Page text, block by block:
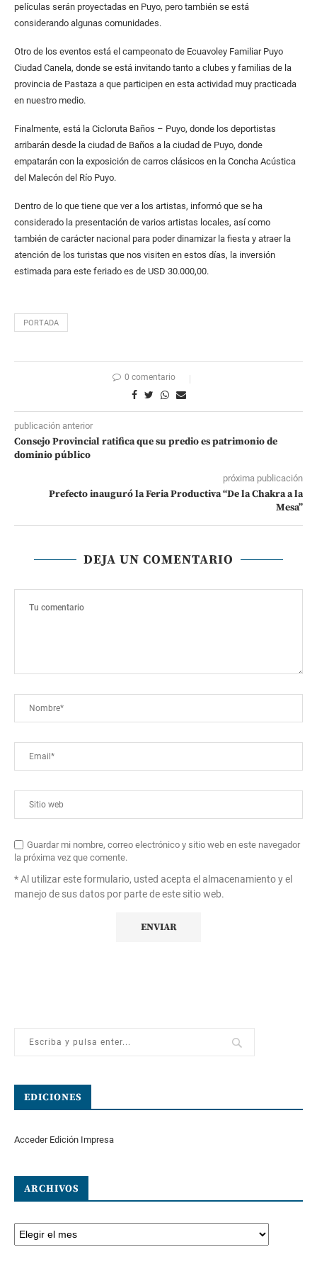
películas serán proyectadas en Puyo, pero también se está
considerando algunas comunidades.
Otro de los eventos está el campeonato de Ecuavoley Familiar Puyo
Ciudad Canela, donde se está invitando tanto a clubes y familias de la
provincia de Pastaza a que participen en esta actividad muy practicada
en nuestro medio.
Finalmente, está la Cicloruta Baños – Puyo, donde los deportistas
arribarán desde la ciudad de Baños a la ciudad de Puyo, donde
empatarán con la exposición de carros clásicos en la Concha Acústica
del Malecón del Río Puyo.
Dentro de lo que tiene que ver a los artistas, informó que se ha
considerado la presentación de varios artistas locales, así como
también de carácter nacional para poder dinamizar la fiesta y atraer la
atención de los turistas que nos visiten en estos días, la inversión
estimada para este feriado es de USD 30.000,00.
PORTADA
0 comentario
publicación anterior
Consejo Provincial ratifica que su predio es patrimonio de
dominio público
próxima publicación
Prefecto inauguró la Feria Productiva “De la Chakra a la
Mesa”
DEJA UN COMENTARIO
Guardar mi nombre, correo electrónico y sitio web en este navegador
la próxima vez que comente.
* Al utilizar este formulario, usted acepta el almacenamiento y el
manejo de sus datos por parte de este sitio web.
EDICIONES
Acceder Edición Impresa
ARCHIVOS